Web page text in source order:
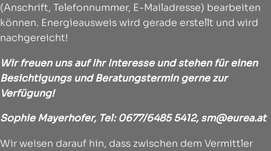
(Anschrift, Telefonnummer, E-Mailadresse) bearbeiten
können. Energieausweis wird gerade erstellt und wird
nachgereicht!
Wir freuen uns auf Ihr Interesse und stehen für einen
Besichtigungs und Beratungstermin gerne zur
Verfügung!
Sophie Mayerhofer, Tel: 0677/6485 5412, sm@eurea.at
Wir weisen darauf hin, dass zwischen dem Vermittler